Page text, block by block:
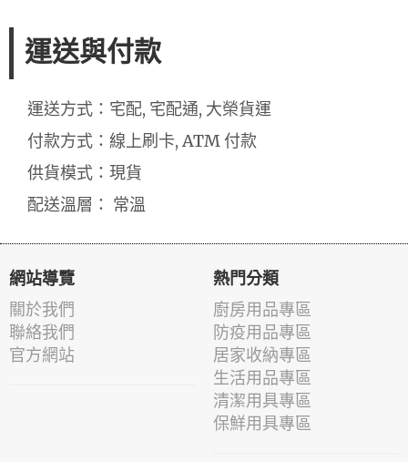
運送與付款
運送方式：宅配, 宅配通, 大榮貨運
付款方式：線上刷卡, ATM 付款
供貨模式：現貨
配送溫層： 常溫
網站導覽
關於我們
聯絡我們
官方網站
熱門分類
廚房用品專區
防疫用品專區
居家收納專區
生活用品專區
清潔用具專區
保鮮用具專區